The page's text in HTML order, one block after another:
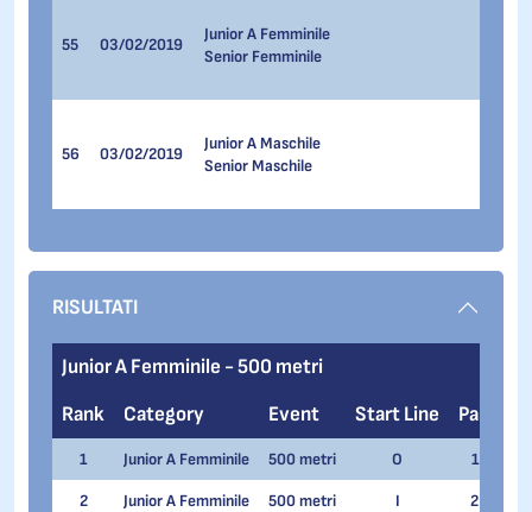
55 03/02/2019
Junior A Femminile
Senior Femminile
56 03/02/2019
Junior A Maschile
Senior Maschile
RISULTATI
Junior A Femminile - 500 metri
Rank
Category Event Start Line Pair
1 Junior A Femminile 500 metri O 1
2 Junior A Femminile 500 metri I 2